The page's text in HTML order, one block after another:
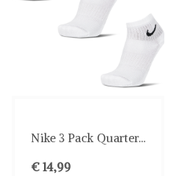
Nike 3 Pack Quarter...
€ 14,99